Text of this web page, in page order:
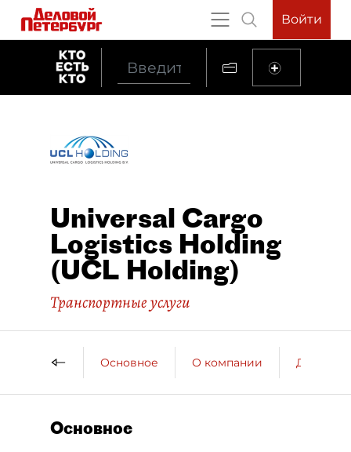
Войти
Universal Cargo
Logistics Holding
(UCL Holding)
Транспортные услуги
Основное О компании ДП о
Основное